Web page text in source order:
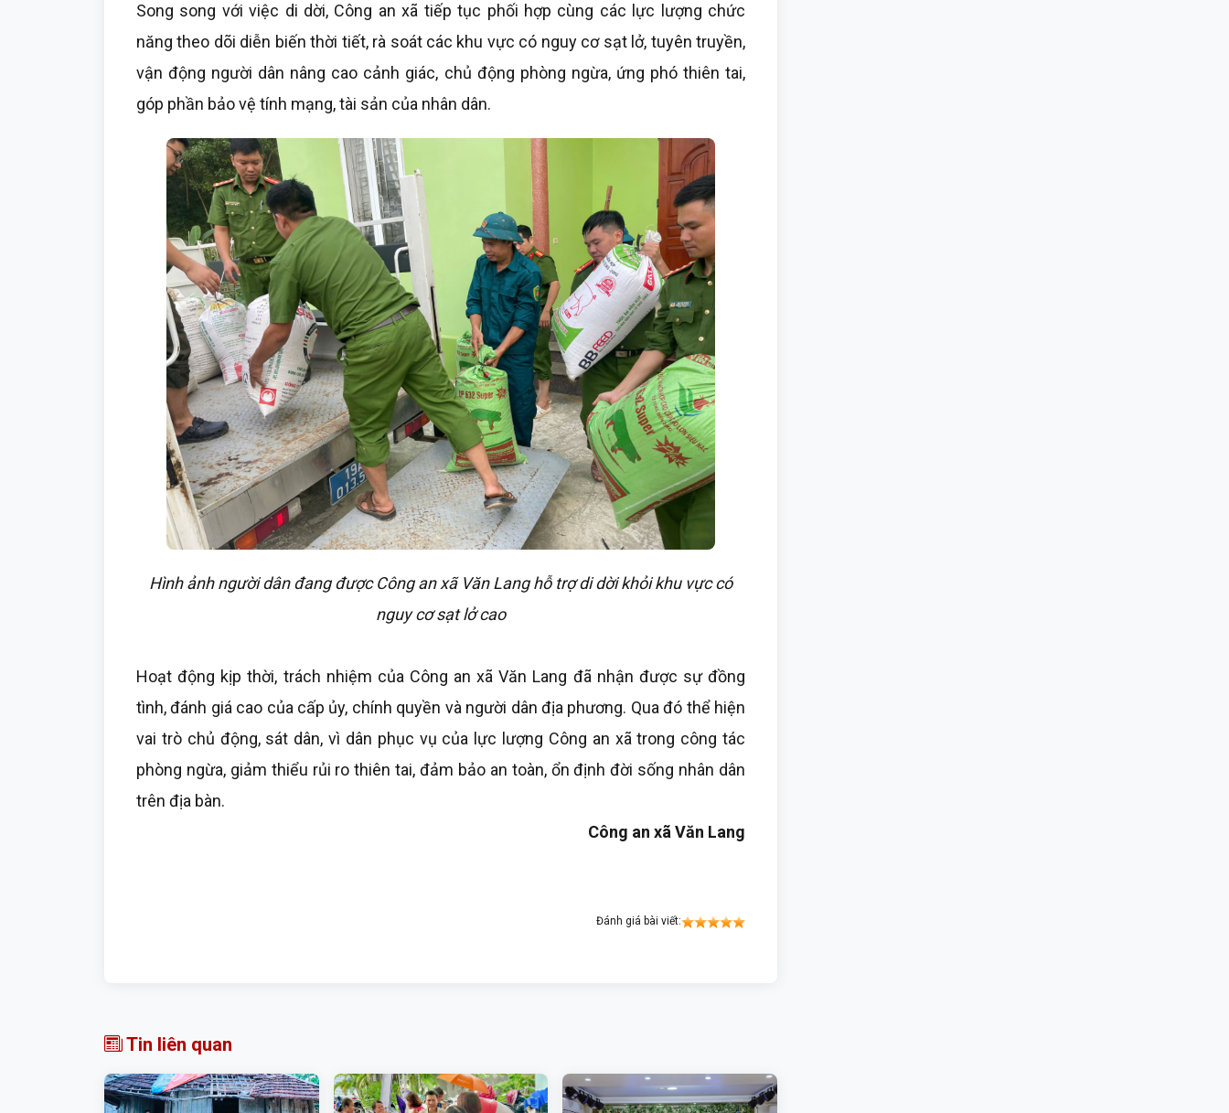
Song song với việc di dời, Công an xã tiếp tục phối hợp cùng các lực lượng chức
năng theo dõi diễn biến thời tiết, rà soát các khu vực có nguy cơ sạt lở, tuyên truyền,
vận động người dân nâng cao cảnh giác, chủ động phòng ngừa, ứng phó thiên tai,
góp phần bảo vệ tính mạng, tài sản của nhân dân.
Hình ảnh người dân đang được Công an xã Văn Lang hỗ trợ di dời khỏi khu vực có
nguy cơ sạt lở cao
Hoạt động kịp thời, trách nhiệm của Công an xã Văn Lang đã nhận được sự đồng
tình, đánh giá cao của cấp ủy, chính quyền và người dân địa phương. Qua đó thể hiện
vai trò chủ động, sát dân, vì dân phục vụ của lực lượng Công an xã trong công tác
phòng ngừa, giảm thiểu rủi ro thiên tai, đảm bảo an toàn, ổn định đời sống nhân dân
trên địa bàn.
Công an xã Văn Lang
Đánh giá bài viết:
Tin liên quan